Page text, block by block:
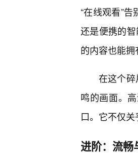
“在线观看”
还是便携的
的内容也能拥
在这个
鸣的画面。
口。它不仅
进阶：流畅